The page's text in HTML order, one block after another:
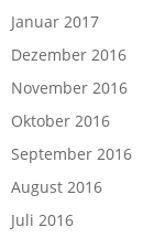
Januar 2017
Dezember 2016
November 2016
Oktober 2016
September 2016
August 2016
Juli 2016